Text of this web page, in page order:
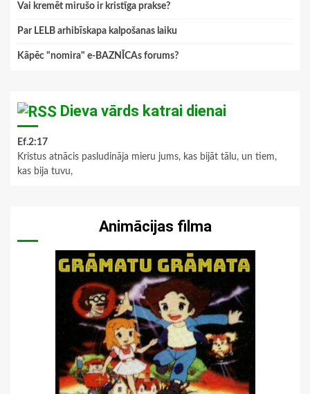
Vai kremēt mirušo ir kristīga prakse?
Par LELB arhibīskapa kalpošanas laiku
Kāpēc "nomira" e-BAZNĪCAs forums?
Dieva vārds katrai dienai
Ef.2:17
Kristus atnācis pasludināja mieru jums, kas bijāt tālu, un tiem,
kas bija tuvu,
Animācijas filma